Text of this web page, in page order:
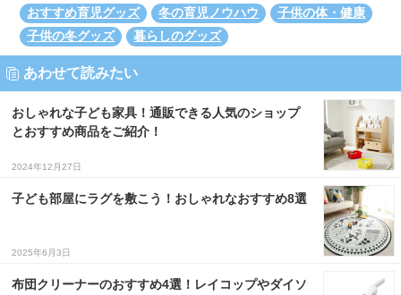
おすすめ育児グッズ
冬の育児ノウハウ
子供の体・健康
子供の冬グッズ
暮らしのグッズ
あわせて読みたい
おしゃれな子ども家具！通販できる人気のショップ
とおすすめ商品をご紹介！
2024年12月27日
子ども部屋にラグを敷こう！おしゃれなおすすめ8選
2025年6月3日
布団クリーナーのおすすめ4選！レイコップやダイソ